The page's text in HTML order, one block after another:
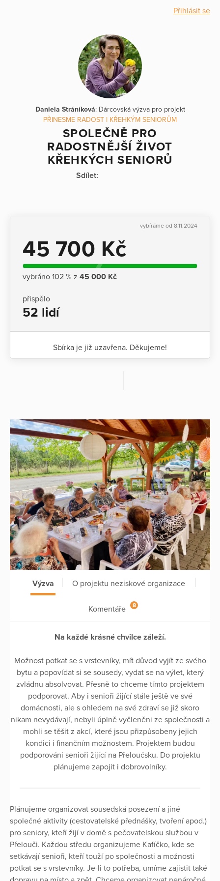
Přihlásit se
Daniela Stráníková: Dárcovská výzva pro projekt
PŘINESME RADOST I KŘEHKÝM SENIORŮM
SPOLEČNĚ PRO
RADOSTNĚJŠÍ ŽIVOT
KŘEHKÝCH SENIORŮ
Sdílet:
vybíráme od 8.11.2024
45 700 Kč
vybráno 102 % z 45 000 Kč
přispělo
52 lidí
Sbírka je již uzavřena. Děkujeme!
Výzva O projektu neziskové organizace
Komentáře 8
Na každé krásné chvilce záleží.
Možnost potkat se s vrstevníky, mít důvod vyjít ze svého
bytu a popovídat si se sousedy, vydat se na výlet, který
zvládnu absolvovat. Přesně to chceme tímto projektem
podporovat. Aby i senioři žijící stále ještě ve své
domácnosti, ale s ohledem na své zdraví se již skoro
nikam nevydávají, nebyli úplně vyčleněni ze společnosti a
mohli se těšit z akcí, které jsou přizpůsobeny jejich
kondici i finančním možnostem. Projektem budou
podporováni senioři žijící na Přeloučsku. Do projektu
plánujeme zapojit i dobrovolníky.
Plánujeme organizovat sousedská posezení a jiné
společné aktivity (cestovatelské přednášky, tvoření apod.)
pro seniory, kteří žijí v domě s pečovatelskou službou v
Přelouči. Každou středu organizujeme Kafíčko, kde se
setkávají senioři, kteří touží po společnosti a možnosti
potkat se s vrstevníky. Je-li to potřeba, umíme zajistit také